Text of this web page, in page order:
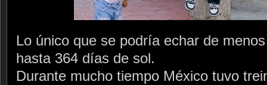
Lo único que se podría echar de
hasta 364 días de sol.
Durante mucho tiempo México tuvo